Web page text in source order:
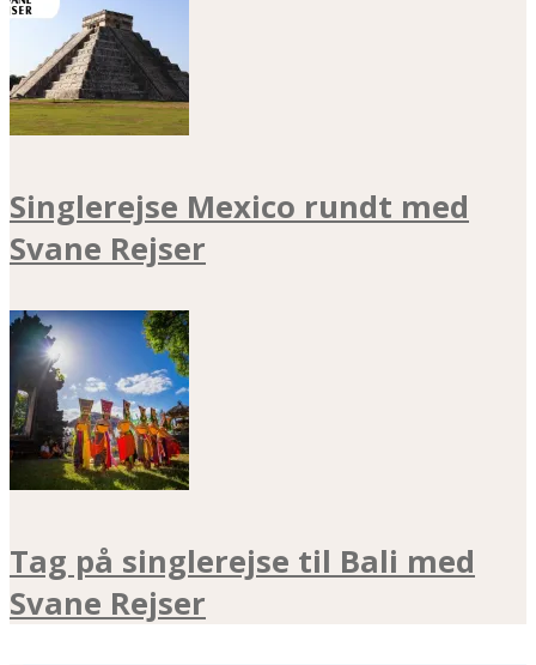
Singlerejse Mexico rundt med
Svane Rejser
Tag på singlerejse til Bali med
Svane Rejser